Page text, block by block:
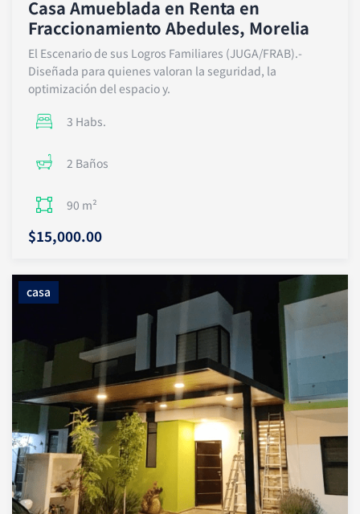
Casa Amueblada en Renta en
Fraccionamiento Abedules, Morelia
El Escenario de sus Logros Familiares (JUGA/FRAB).-
Diseñada para quienes valoran la seguridad, la
optimización del espacio y.
3 Habs.
2 Baños
90 m²
$15,000.00
casa